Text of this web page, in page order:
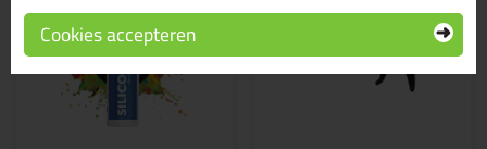
Cookies accepteren